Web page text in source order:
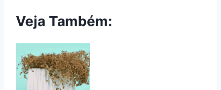
Veja Também: